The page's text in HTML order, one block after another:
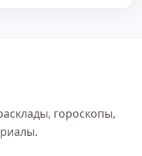
гороскопы,